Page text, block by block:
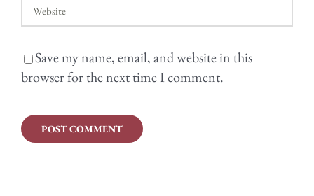
Save my name, email, and website in this
browser for the next time I comment.